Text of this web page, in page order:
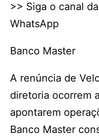
>> Siga o canal
WhatsApp
Banco Master
A renúncia de
diretoria ocorrem
apontarem
Banco Master